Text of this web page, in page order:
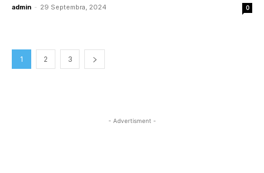
admin - 29 Septembra, 2024 0
1 2 3
- Advertisment -